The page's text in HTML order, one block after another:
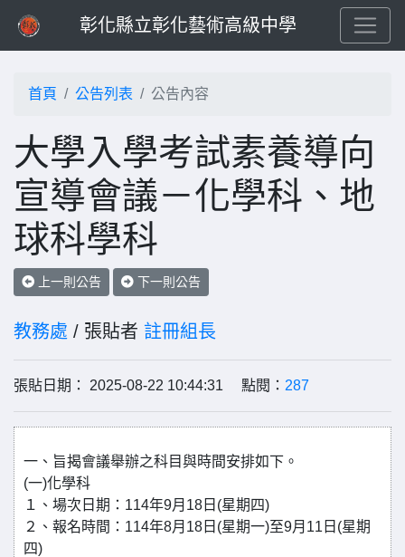
彰化縣立彰化藝術高級中學
首頁 公告列表 公告內容
大學入學考試素養導向
宣導會議－化學科、地
球科學科
上一則公告 下一則公告
教務處 / 張貼者 註冊組長
張貼日期： 2025-08-22 10:44:31 點閱： 287
一、旨揭會議舉辦之科目與時間安排如下。
(一)化學科
１、場次日期：114年9月18日(星期四)
２、報名時間：114年8月18日(星期一)至9月11日(星期
四)